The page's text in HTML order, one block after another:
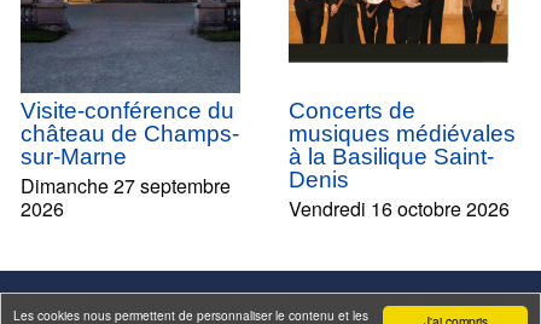
Les cookies nous permettent de personnaliser le contenu et les
Visite-conférence du
château de Champs-
sur-Marne
Dimanche 27 septembre
2026
Concerts de
musiques médiévales
à la Basilique Saint-
Denis
Vendredi 16 octobre 2026